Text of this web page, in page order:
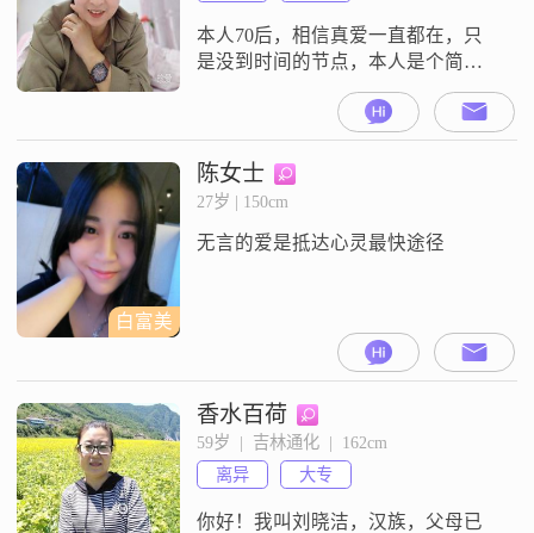
本人70后，相信真爱一直都在，只
是没到时间的节点，本人是个简单
的人，太聪明太有心机的人请绕
行，我就是寻找一个相互欣赏相互
包容的人走向人生下半场
白富美
陈女士
27岁 | 150cm
无言的爱是抵达心灵最快途径
香水百荷
59岁  |  吉林通化  |  162cm
离异
大专
你好！我叫刘晓洁，汉族，父母已